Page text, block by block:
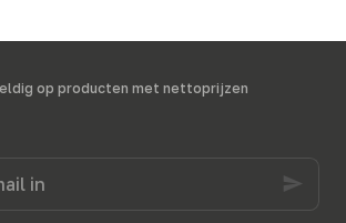
op producten met nettoprijzen